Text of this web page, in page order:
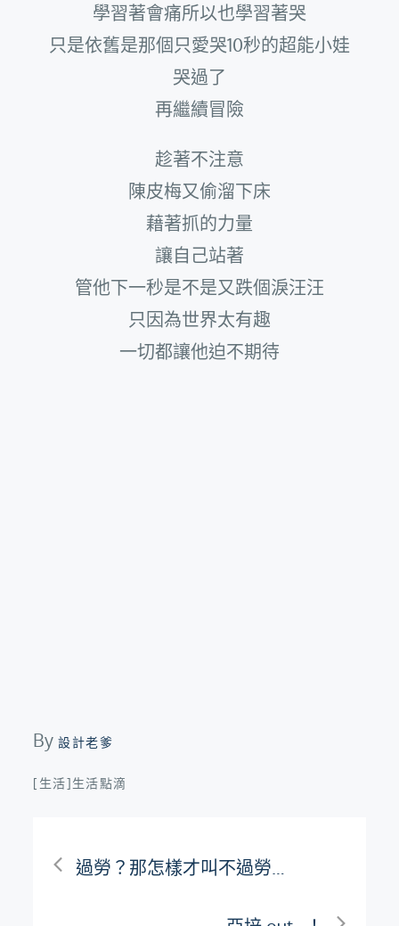
學習著會痛所以也學習著哭
只是依舊是那個只愛哭10秒的超能小娃
哭過了
再繼續冒險
趁著不注意
陳皮梅又偷溜下床
藉著抓的力量
讓自己站著
管他下一秒是不是又跌個淚汪汪
只因為世界太有趣
一切都讓他迫不期待
By設計老爹
[生活]生活點滴
文過勞？那怎樣才叫不過勞…